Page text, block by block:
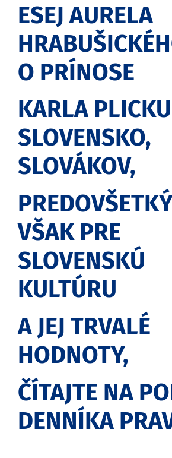
ESEJ AURELA
O PRÍNOSE
KARLA
SLOVENSKO,
SLOVÁKOV,
VŠAK PRE
SLOVENSKÚ
KULTÚRU
A JEJ TRVALÉ
HODNOTY,
ČÍTAJTE NA
DENNÍKA